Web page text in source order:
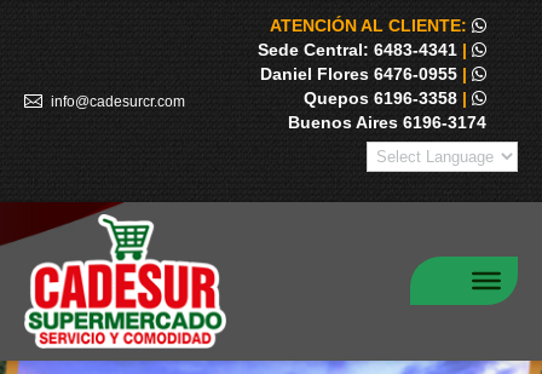
info@cadesurcr.com
ATENCIÓN AL CLIENTE:
Sede Central: 6483-4341 |
Daniel Flores 6476-0955 |
Quepos 6196-3358 |
Buenos Aires 6196-3174